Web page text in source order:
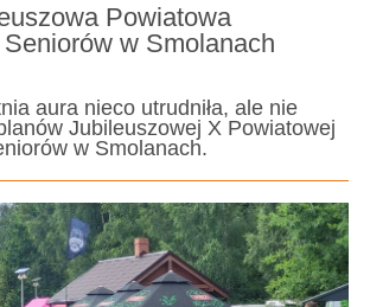
Powiatowa
w Smolanach
aura nieco utrudniła, ale nie
Jubileuszowej X Powiatowej
w Smolanach.